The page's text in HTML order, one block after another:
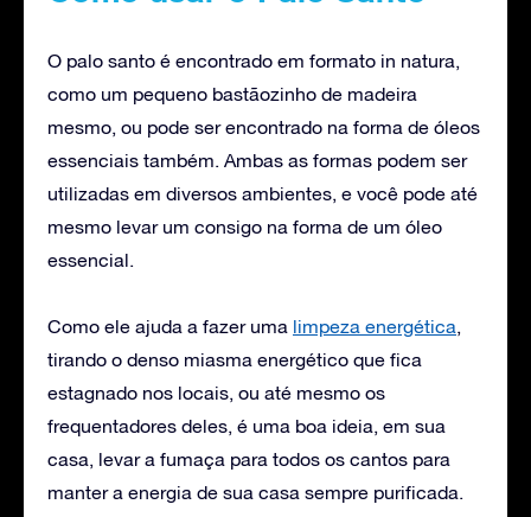
O palo santo é encontrado em formato in natura,
como um pequeno bastãozinho de madeira
mesmo, ou pode ser encontrado na forma de óleos
essenciais também. Ambas as formas podem ser
utilizadas em diversos ambientes, e você pode até
mesmo levar um consigo na forma de um óleo
essencial.
Como ele ajuda a fazer uma limpeza energética,
tirando o denso miasma energético que fica
estagnado nos locais, ou até mesmo os
frequentadores deles, é uma boa ideia, em sua
casa, levar a fumaça para todos os cantos para
manter a energia de sua casa sempre purificada.